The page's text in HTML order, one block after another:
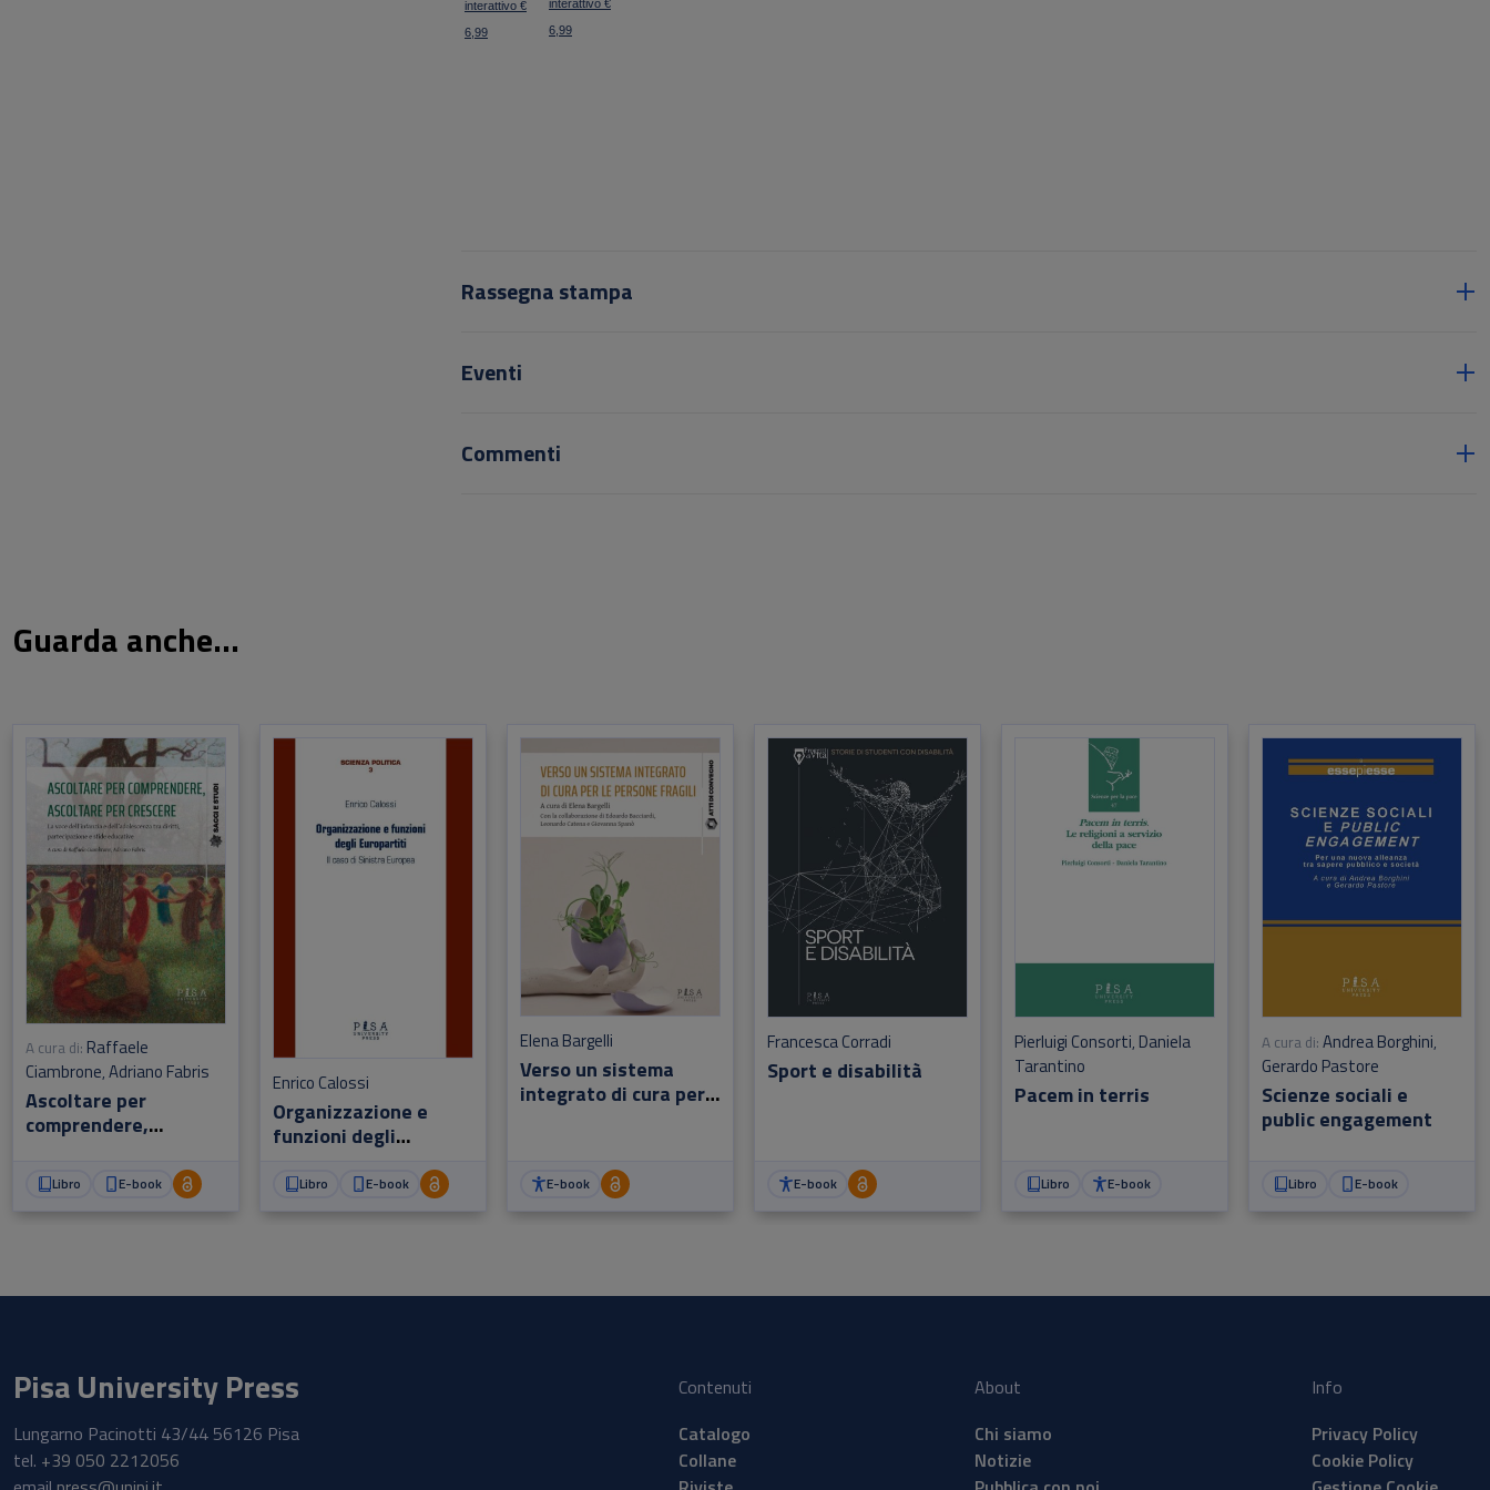
interattivo €
6,99
interattivo €
6,99
Rassegna stampa
Eventi
Commenti
Guarda anche...
Ascoltare per
comprendere,
A cura di: Raffaele
Ciambrone,Adriano Fabris
Libro E-book
Organizzazione e
funzioni degli
Enrico Calossi
Libro E-book
Verso un sistema
integrato di cura per
Elena Bargelli
E-book
Sport e disabilità
Francesca Corradi
E-book
Pacem in terris
Pierluigi Consorti, Daniela
Tarantino
Libro E-book
Scienze sociali e
public engagement
A cura di: Andrea Borghini,
Gerardo Pastore
Libro E-book
Pisa University Press
Lungarno Pacinotti 43/44 56126 Pisa
tel. +39 050 2212056
Contenuti
Catalogo
Collane
About
Chi siamo
Notizie
Info
Privacy Policy
Cookie Policy